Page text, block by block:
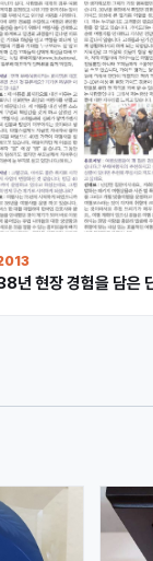
년 현장 경험을 담은